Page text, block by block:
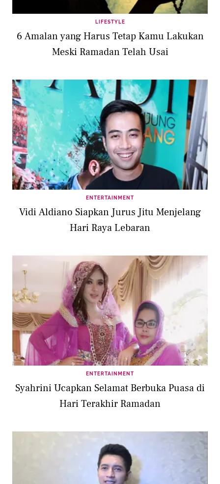
LIFESTYLE
6 Amalan yang Harus Tetap Kamu Lakukan
Meski Ramadan Telah Usai
ENTERTAINMENT
Vidi Aldiano Siapkan Jurus Jitu Menjelang
Hari Raya Lebaran
ENTERTAINMENT
Syahrini Ucapkan Selamat Berbuka Puasa di
Hari Terakhir Ramadan